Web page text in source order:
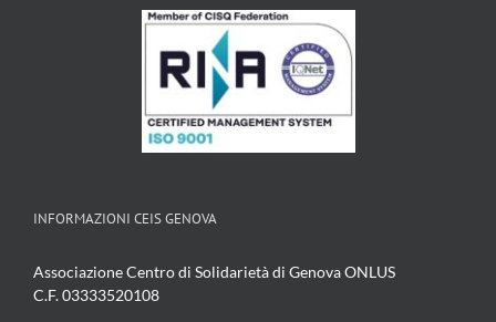
INFORMAZIONI CEIS GENOVA
Associazione Centro di Solidarietà di Genova ONLUS
C.F. 03333520108